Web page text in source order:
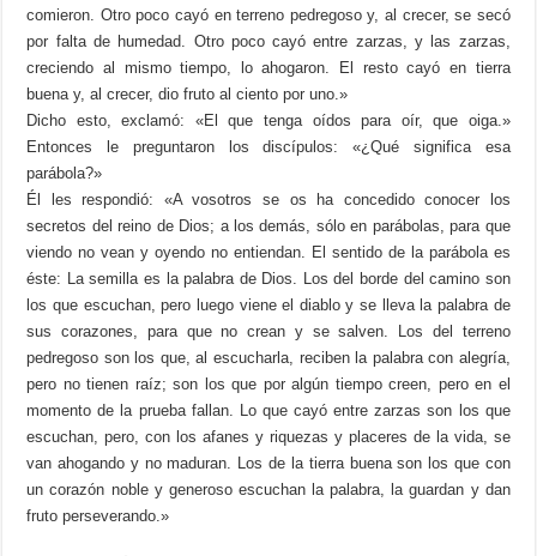
comieron. Otro poco cayó en terreno pedregoso y, al crecer, se secó
por falta de humedad. Otro poco cayó entre zarzas, y las zarzas,
creciendo al mismo tiempo, lo ahogaron. El resto cayó en tierra
buena y, al crecer, dio fruto al ciento por uno.»
Dicho esto, exclamó: «El que tenga oídos para oír, que oiga.»
Entonces le preguntaron los discípulos: «¿Qué significa esa
parábola?»
Él les respondió: «A vosotros se os ha concedido conocer los
secretos del reino de Dios; a los demás, sólo en parábolas, para que
viendo no vean y oyendo no entiendan. El sentido de la parábola es
éste: La semilla es la palabra de Dios. Los del borde del camino son
los que escuchan, pero luego viene el diablo y se lleva la palabra de
sus corazones, para que no crean y se salven. Los del terreno
pedregoso son los que, al escucharla, reciben la palabra con alegría,
pero no tienen raíz; son los que por algún tiempo creen, pero en el
momento de la prueba fallan. Lo que cayó entre zarzas son los que
escuchan, pero, con los afanes y riquezas y placeres de la vida, se
van ahogando y no maduran. Los de la tierra buena son los que con
un corazón noble y generoso escuchan la palabra, la guardan y dan
fruto perseverando.»